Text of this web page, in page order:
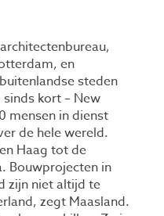
en
steden
sinds kort – New
mensen in dienst
de hele wereld.
Haag tot de
Bouwprojecten in
zijn niet altijd te
zegt Maasland.